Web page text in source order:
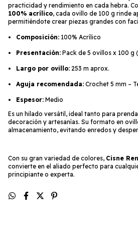
practicidad y rendimiento en cada hebra.
100% acrílico, cada ovillo de 100 g rinde
permitiéndote crear piezas grandes con
Composición: 100% Acrílico
Presentación: Pack de 5 ovillos x 100
Largo por ovillo: 253 m aprox.
Aguja recomendada: Crochet 5 mm –
Espesor: Medio
Es un hilado versátil, ideal tanto para
decoración y artesanías. Su formato en
almacenamiento, evitando enredos y
Con su gran variedad de colores, Cisne
convierte en el aliado perfecto para
principiante o experta.